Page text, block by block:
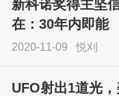
sskfn
新科诺奖得主坚
在：30年内即能
2020-11-09 悦刈
UFO射出1道光